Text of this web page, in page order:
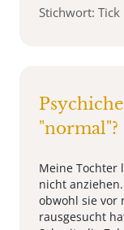
Stichwort: Tick
"normal"?
Meine Tochter
nicht
obwohl sie vor
rausgesucht